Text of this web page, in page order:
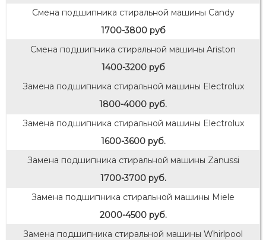
Смена подшипника стиральной машины Candy
1700-3800 руб
Смена подшипника стиральной машины Ariston
1400-3200 руб
Замена подшипника стиральной машины Electrolux
1800-4000 руб.
Замена подшипника стиральной машины Electrolux
1600-3600 руб.
Замена подшипника стиральной машины Zanussi
1700-3700 руб.
Замена подшипника стиральной машины Miele
2000-4500 руб.
Замена подшипника стиральной машины Whirlpool